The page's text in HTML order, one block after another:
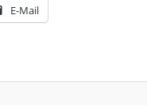
E-Mail